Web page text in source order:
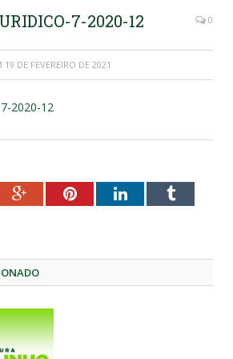
7-2020-12 0
19 DE FEVEREIRO DE 2021
7-2020-12
Google+PinterestLinkedInTumblr